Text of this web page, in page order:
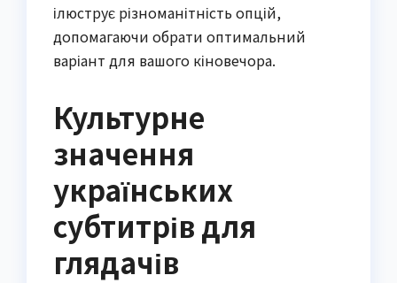
ілюструє різноманітність опцій,
допомагаючи обрати оптимальний
варіант для вашого кіновечора.
Культурне
значення
українських
субтитрів для
глядачів